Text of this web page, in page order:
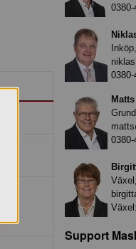
Växel:
Support